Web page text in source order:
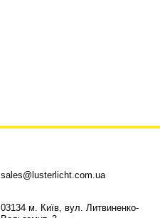
sales@lusterlicht.com.ua
03134 м. Київ, вул. Литвиненко-